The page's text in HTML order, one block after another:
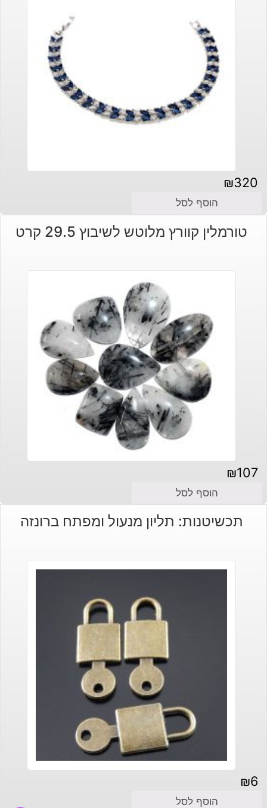
₪320
הוסף לסל
טורמלין קוורץ מלוטש לשיבוץ 29.5 קרט
₪107
הוסף לסל
תכשיטנות: תליון מנעול ומפתח ברונזה
₪6
הוסף לסל